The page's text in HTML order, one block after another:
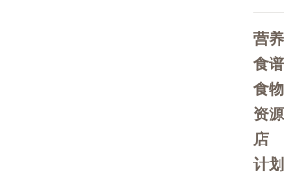
营养
食谱
食
资源
店
计划